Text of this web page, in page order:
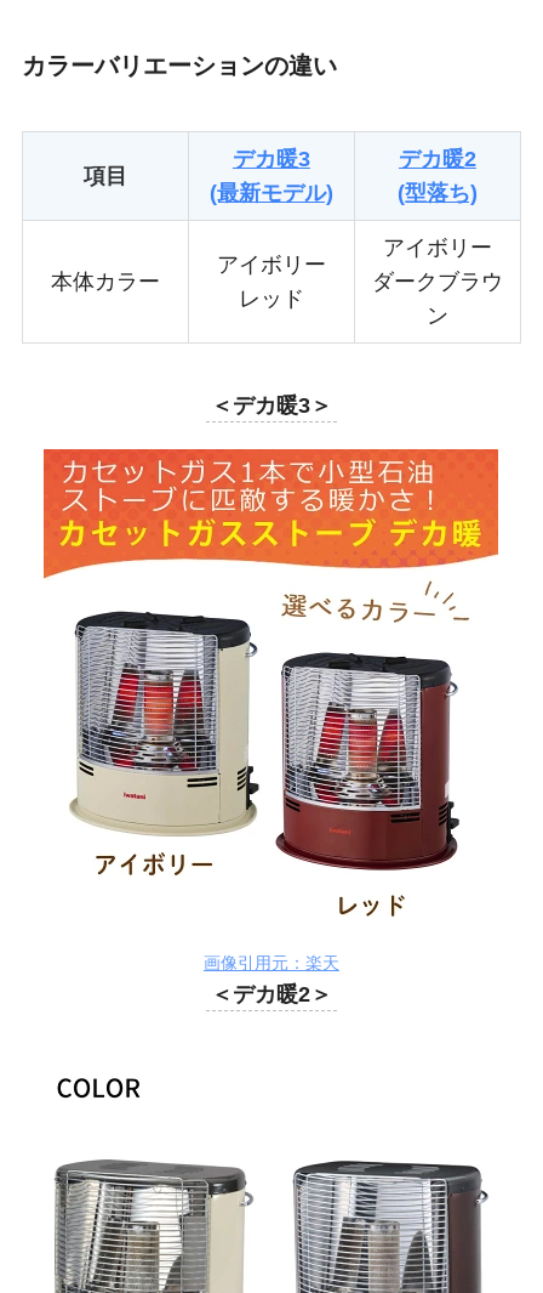
カラーバリエーションの違い
項目
デカ暖3
(最新モデル)
デカ暖2
(型落ち)
本体カラー
アイボリー
レッド
アイボリー
ダークブラウ
ン
＜デカ暖3＞
画像引用元：楽天
＜デカ暖2＞